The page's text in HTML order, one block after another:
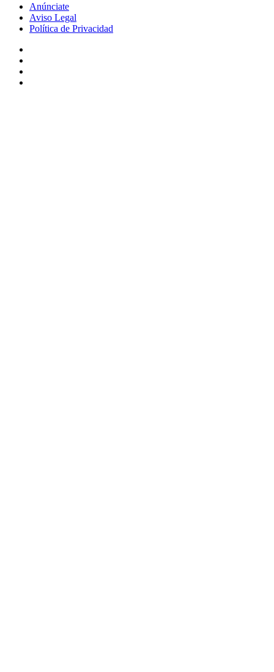
Anúnciate
Aviso Legal
Política de Privacidad